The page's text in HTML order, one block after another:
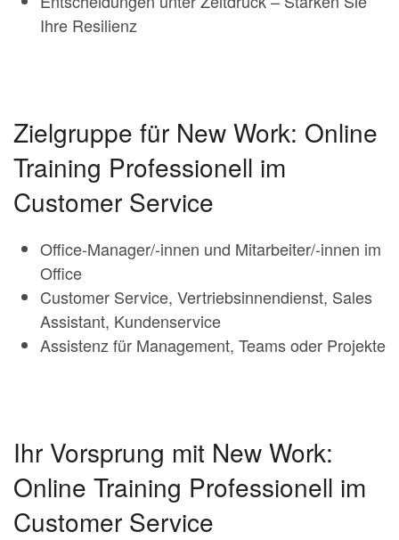
Ihre Resilienz
Zielgruppe für New Work: Online
Training Professionell im
Customer Service
Office-Manager/-innen und Mitarbeiter/-innen im
Office
Customer Service, Vertriebsinnendienst, Sales
Assistant, Kundenservice
Assistenz für Management, Teams oder Projekte
Ihr Vorsprung mit New Work:
Online Training Professionell im
Customer Service